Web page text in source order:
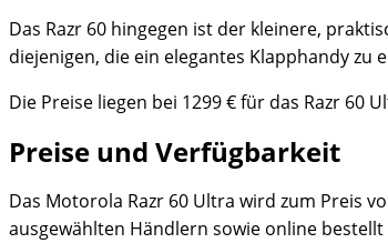
Das Razr 60 hingegen ist der kleinere,
diejenigen, die ein elegantes Klapphandy zu
Die Preise liegen bei 1299 € für das Razr 60
Preise und Verfügbarkeit
Das Motorola Razr 60 Ultra wird zum Preis
ausgewählten Händlern sowie online